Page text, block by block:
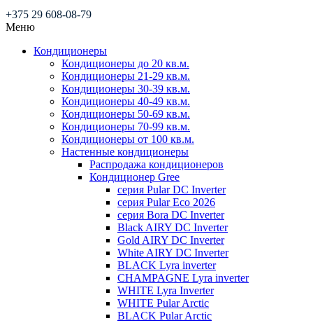
+375 29 608-08-79
Меню
Кондиционеры
Кондиционеры до 20 кв.м.
Кондиционеры 21-29 кв.м.
Кондиционеры 30-39 кв.м.
Кондиционеры 40-49 кв.м.
Кондиционеры 50-69 кв.м.
Кондиционеры 70-99 кв.м.
Кондиционеры от 100 кв.м.
Настенные кондиционеры
Распродажа кондиционеров
Кондиционер Gree
серия Pular DC Inverter
серия Pular Eco 2026
серия Bora DC Inverter
Black AIRY DC Inverter
Gold AIRY DC Inverter
White AIRY DC Inverter
BLACK Lyra inverter
CHAMPAGNE Lyra inverter
WHITE Lyra Inverter
WHITE Pular Arctic
BLACK Pular Arctic